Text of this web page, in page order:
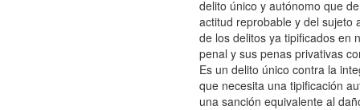
delito único y autónomo que
actitud reprobable y del sujeto
de los delitos ya tipificados en
penal y sus penas privativas
Es un delito único contra la
que necesita una tipificación
una sanción equivalente al